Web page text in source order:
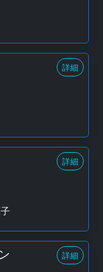
詳細
詳細
詳細